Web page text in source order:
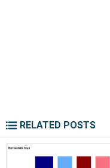
RELATED POSTS